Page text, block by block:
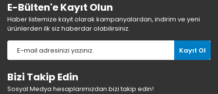
E-Bülten'e Kayıt Olun
Haber listemize kayıt olarak kampanyalardan, indirim ve yeni
ürünlerden ilk siz haberdar olabilirsiniz.
Kayıt Ol
Bizi Takip Edin
Sosyal Medya hesaplarımızdan bizi takip edin!